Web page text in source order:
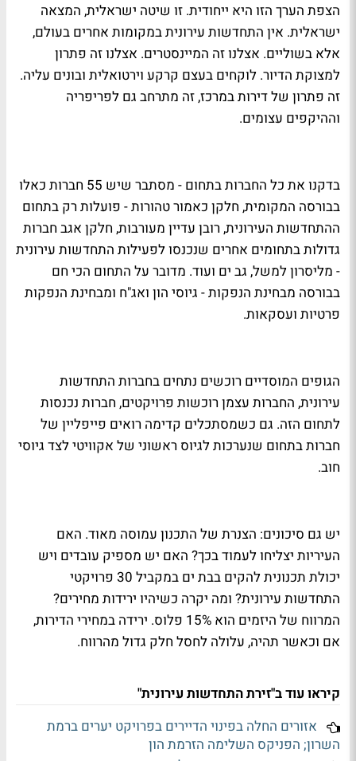
הצפת הערך הזו היא ייחודית. זו שיטה ישראלית, המצאה
ישראלית. אין התחדשות עירונית במקומות אחרים בעולם,
אלא בשוליים. אצלנו זה המיינסטרים. אצלנו זה פתרון
למצוקת הדיור. לוקחים בעצם קרקע וירטואלית ובונים עליה.
זה פתרון של דירות במרכז, זה מתרחב גם לפריפריה
וההיקפים עצומים.
בדקנו את כל החברות בתחום - מסתבר שיש 55 חברות כאלו
בבורסה המקומית, חלקן כאמור טהורות - פועלות רק בתחום
ההתחדשות העירונית, רובן עדיין מעורבות, חלקן אגב חברות
גדולות בתחומים אחרים שנכנסו לפעילות התחדשות עירונית
- מליסרון למשל, גב ים ועוד. מדובר על התחום הכי חם
בבורסה מבחינת הנפקות - גיוסי הון ואג"ח ומבחינת הנפקות
פרטיות ועסקאות.
הגופים המוסדיים רוכשים נתחים בחברות התחדשות
עירונית, החברות עצמן רוכשות פרויקטים, חברות נכנסות
לתחום הזה. גם כשמסתכלים קדימה רואים פייפליין של
חברות בתחום שנערכות לגיוס ראשוני של אקוויטי לצד גיוסי
חוב.
יש גם סיכונים: הצנרת של התכנון עמוסה מאוד. האם
העיריות יצליחו לעמוד בכך? האם יש מספיק עובדים ויש
יכולת תכנונית להקים בבת ים במקביל 30 פרויקטי
התחדשות עירונית? ומה יקרה כשיהיו ירידות מחירים?
המרווח של היזמים הוא 15% פלוס. ירידה במחירי הדירות,
אם וכאשר תהיה, עלולה לחסל חלק גדול מהרווח.
קיראו עוד ב"זירת התחדשות עירונית"
אזורים החלה בפינוי הדיירים בפרויקט יערים ברמת
השרון; הפניקס השלימה הזרמת הון